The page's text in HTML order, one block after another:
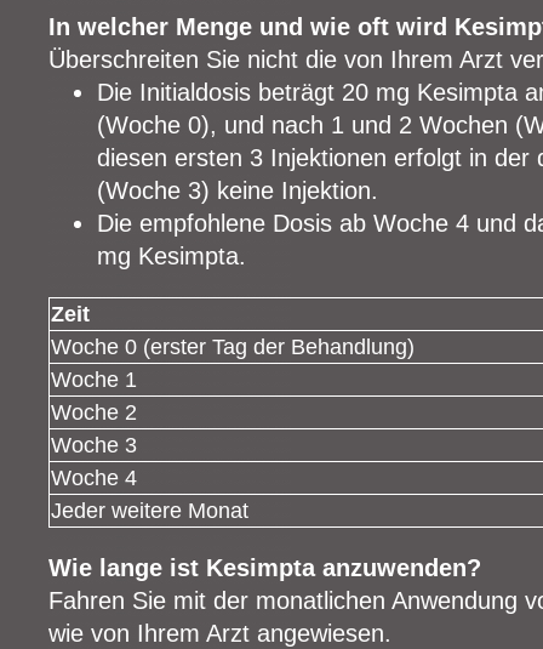
In welcher Menge und wie oft wird
Überschreiten Sie nicht die von Ihrem Arzt
Die Initialdosis beträgt 20 mg Kesimpta
(Woche 0), und nach 1 und 2 Wochen
diesen ersten 3 Injektionen erfolgt in der
(Woche 3) keine Injektion.
Die empfohlene Dosis ab Woche 4 und
mg Kesimpta.
Zeit
Woche 0 (erster Tag der Behandlung)
Woche 1
Woche 2
Woche 3
Woche 4
Jeder weitere Monat
Wie lange ist Kesimpta anzuwenden?
Fahren Sie mit der monatlichen Anwendung
wie von Ihrem Arzt angewiesen.